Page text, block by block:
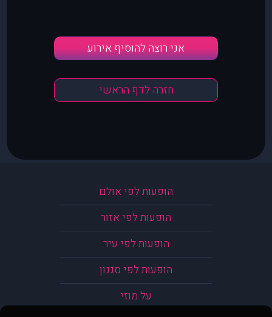
אני רוצה להוסיף אירוע
חזרה לדף הראשי
הופעות לפי אולם
הופעות לפי אזור
הופעות לפי עיר
הופעות לפי סגנון
על מוזי